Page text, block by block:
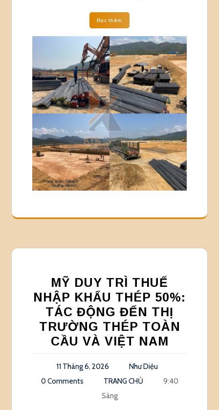
Đọc thêm
MỸ DUY TRÌ THUẾ
NHẬP KHẨU THÉP 50%:
TÁC ĐỘNG ĐẾN THỊ
TRƯỜNG THÉP TOÀN
CẦU VÀ VIỆT NAM
11 Tháng 6, 2026
Như Diệu
0 Comments
TRANG CHỦ
9:40
Sáng